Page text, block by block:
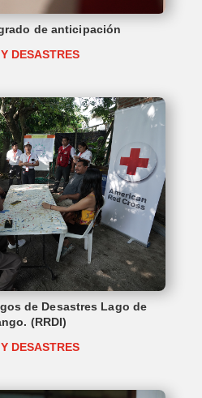
de anticipación
DESASTRES
de Desastres Lago de
(RRDI)
DESASTRES